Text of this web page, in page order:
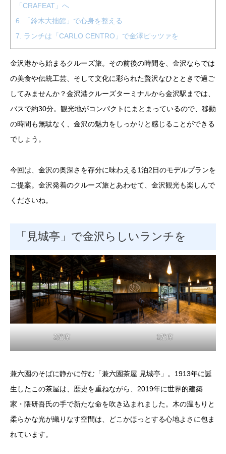
「CRAFEAT」へ
6.
「鈴木大拙館」で心身を整える
7.
ランチは「CARLO CENTRO」で金澤ピッツァを
金沢港から始まるクルーズ旅。その前後の時間を、金沢ならでは
の美食や伝統工芸、そして文化に彩られた贅沢なひとときで過ご
してみませんか？金沢港クルーズターミナルから金沢駅までは、
バスで約30分。観光地がコンパクトにまとまっているので、移動
の時間も無駄なく、金沢の魅力をしっかりと感じることができる
でしょう。
今回は、金沢の奥深さを存分に味わえる1泊2日のモデルプランを
ご提案。金沢発着のクルーズ旅とあわせて、金沢観光も楽しんで
くださいね。
「見城亭」で金沢らしいランチを
2階席 1階席
兼六園のそばに静かに佇む「兼六園茶屋 見城亭」。1913年に誕
生したこの茶屋は、歴史を重ねながら、2019年に世界的建築
家・隈研吾氏の手で新たな命を吹き込まれました。木の温もりと
柔らかな光が織りなす空間は、どこかほっとする心地よさに包ま
れています。